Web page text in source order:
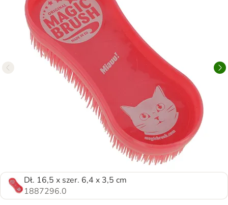
Dł. 16,5 x szer. 6,4 x 3,5 cm
1887296.0